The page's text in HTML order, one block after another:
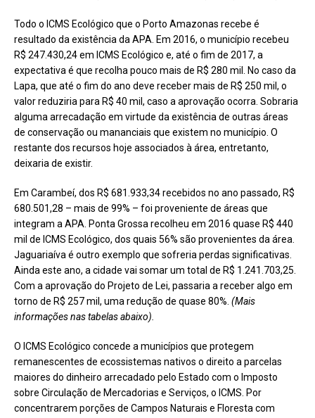
Todo o ICMS Ecológico que o Porto Amazonas recebe é
resultado da existência da APA. Em 2016, o município recebeu
R$ 247.430,24 em ICMS Ecológico e, até o fim de 2017, a
expectativa é que recolha pouco mais de R$ 280 mil. No caso da
Lapa, que até o fim do ano deve receber mais de R$ 250 mil, o
valor reduziria para R$ 40 mil, caso a aprovação ocorra. Sobraria
alguma arrecadação em virtude da existência de outras áreas
de conservação ou mananciais que existem no município. O
restante dos recursos hoje associados à área, entretanto,
deixaria de existir.
Em Carambeí, dos R$ 681.933,34 recebidos no ano passado, R$
680.501,28 – mais de 99% – foi proveniente de áreas que
integram a APA. Ponta Grossa recolheu em 2016 quase R$ 440
mil de ICMS Ecológico, dos quais 56% são provenientes da área.
Jaguariaíva é outro exemplo que sofreria perdas significativas.
Ainda este ano, a cidade vai somar um total de R$ 1.241.703,25.
Com a aprovação do Projeto de Lei, passaria a receber algo em
torno de R$ 257 mil, uma redução de quase 80%. (Mais
informações nas tabelas abaixo).
O ICMS Ecológico concede a municípios que protegem
remanescentes de ecossistemas nativos o direito a parcelas
maiores do dinheiro arrecadado pelo Estado com o Imposto
sobre Circulação de Mercadorias e Serviços, o ICMS. Por
concentrarem porções de Campos Naturais e Floresta com